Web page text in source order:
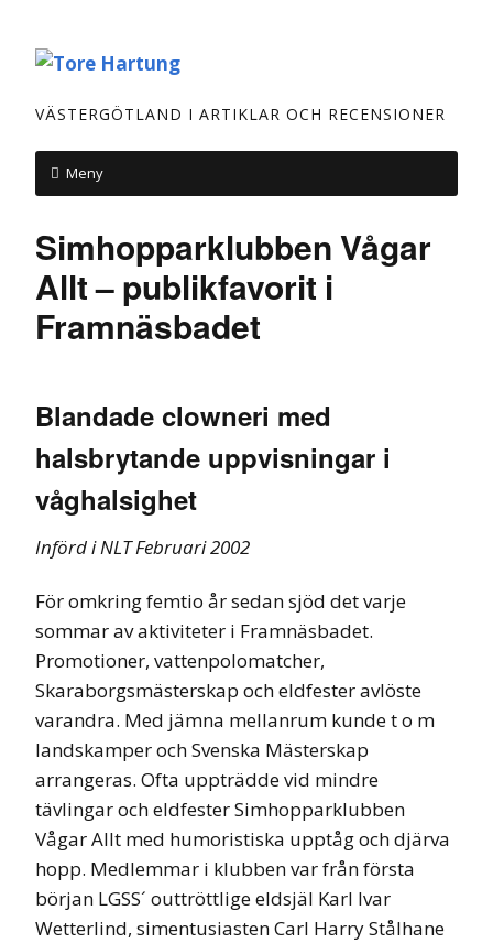
VÄSTERGÖTLAND I ARTIKLAR OCH RECENSIONER
Meny
Simhopparklubben Vågar
Allt – publikfavorit i
Framnäsbadet
Blandade clowneri med
halsbrytande uppvisningar i
våghalsighet
Införd i NLT Februari 2002
För omkring femtio år sedan sjöd det varje
sommar av aktiviteter i Framnäsbadet.
Promotioner, vattenpolomatcher,
Skaraborgsmästerskap och eldfester avlöste
varandra. Med jämna mellanrum kunde t o m
landskamper och Svenska Mästerskap
arrangeras. Ofta uppträdde vid mindre
tävlingar och eldfester Simhopparklubben
Vågar Allt med humoristiska upptåg och djärva
hopp. Medlemmar i klubben var från första
början LGSS´ outtröttlige eldsjäl Karl Ivar
Wetterlind, simentusiasten Carl Harry Stålhane